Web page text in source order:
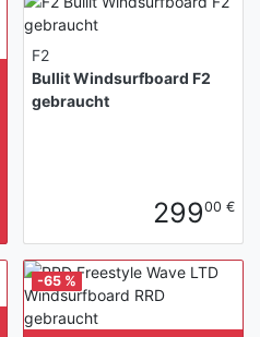
F2
Bullit Windsurfboard F2
gebraucht
29900 €
-65 %